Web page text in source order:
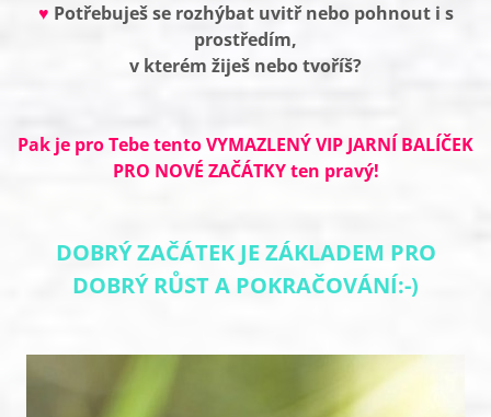
♥ Potřebuješ se rozhýbat uvitř nebo pohnout i s
prostředím,
v kterém žiješ nebo tvoříš?
Pak je pro Tebe tento VYMAZLENÝ VIP JARNÍ BALÍČEK
PRO NOVÉ ZAČÁTKY ten pravý!
DOBRÝ ZAČÁTEK JE ZÁKLADEM PRO
DOBRÝ RŮST A POKRAČOVÁNÍ:-)